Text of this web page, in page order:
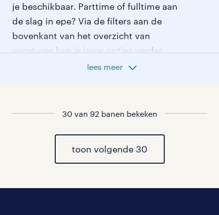
je beschikbaar. Parttime of fulltime aan
de slag in epe? Via de filters aan de
bovenkant van het overzicht van
vacatures kan je jouw opties verder
al onze pedagogisch medewerker a
lees meer
30 van 92 banen bekeken
toon volgende 30